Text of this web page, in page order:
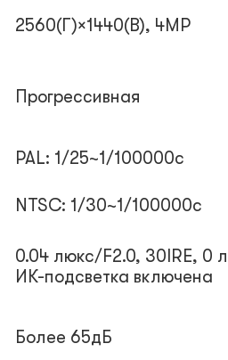
2560(Г)×1440(В), 4MP
Прогрессивная
PAL: 1/25~1/100000с
NTSC: 1/30~1/100000с
0.04 люкс/F2.0, 30IRE, 0
ИК-подсветка включена
Более 65дБ